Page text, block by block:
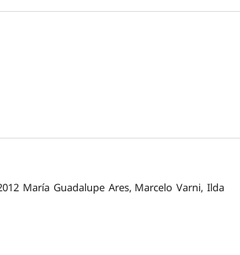
María Guadalupe Ares, Marcelo Varni, Ilda